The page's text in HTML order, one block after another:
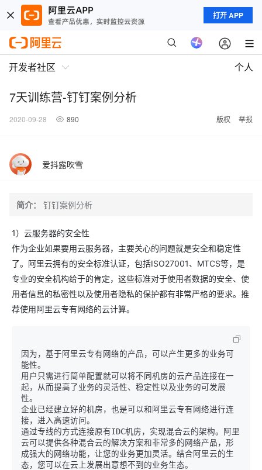
打开 APP
开发者社区 个人
7天训练营-钉钉案例分析
2020-09-28 890 版权 举报
爱抖露吹雪
简介： 钉钉案例分析
1）云服务器的安全性
作为企业如果要用云服务器，主要关心的问题就是安全和稳定性
了。阿里云拥有的安全标准认证，包括ISO27001、MTCS等，是
专业的安全机构给于的肯定，这些标准对于使用者数据的安全、使
用者信息的私密性以及使用者隐私的保护都有非常严格的要求。推
荐使用阿里云专有网络的云计算。
因为，基于阿里云专有网络的产品，可以产生更多的业务可
能性。
用户只需进行简单配置就可以将不同机房的云产品连接在一
起，从而提高了业务的灵活性、稳定性以及业务的可发展
性。
企业已经建立好的机房，也是可以和阿里云专有网络进行连
接，进入高速访问。
通过专线的方式连接原有IDC机房，实现混合云的架构。阿里
云可以提供各种混合云的解决方案和非常多的网络产品，形
成强大的网络功能，让您的业务更加灵活。结合阿里云的生
态，您可以在云上发展出意想不到的业务生态。